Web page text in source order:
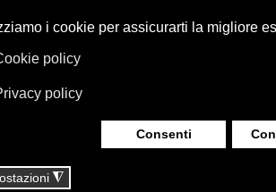
AGAPE, BOFFI, B&B ITALIA, DE
TAPPETI E TESSUTI
DAVIDE GROPPI